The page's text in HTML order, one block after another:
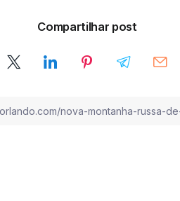
Compartilhar post